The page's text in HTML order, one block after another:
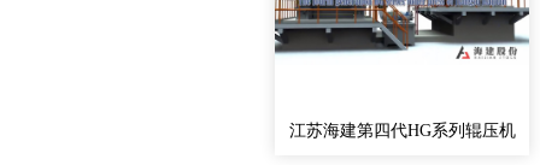
江苏海建第四代HG系列辊压机